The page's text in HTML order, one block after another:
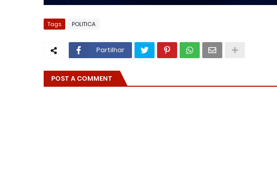
Tags POLITICA
Partilhar
POST A COMMENT